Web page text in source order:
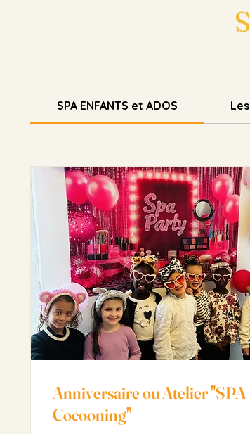
SPA ENFANTS et ADOS
Anniversaire ou Atelier "SPA
Cocooning"